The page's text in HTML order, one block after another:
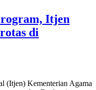
Itjen
di
(Itjen) Kementerian Agama